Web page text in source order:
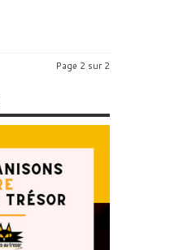
Page 2 sur 2